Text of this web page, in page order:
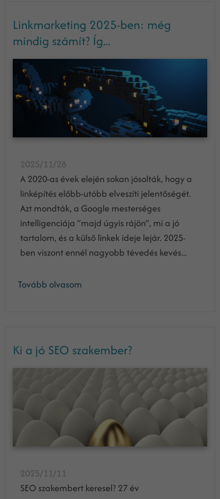
Linkmarketing 2025-ben: még
mindig számít? Íg...
2025/11/28
A 2020-as évek elején sokan jósolták, hogy a
linképítés előbb-utóbb elveszíti jelentőségét.
Azt mondták, a Google mesterséges
intelligenciája “majd úgyis rájön”, mi a jó
tartalom, és a külső linkek ideje lejár. 2025-
ben viszont ennél nagyobb tévedés kevés...
Tovább olvasom
Ki a jó SEO szakember?
2025/11/11
SEO szakembert keresel? 27 év